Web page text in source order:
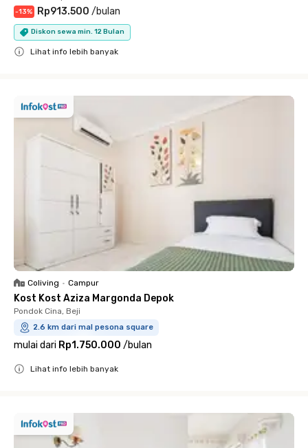
-13% Rp913.500 /bulan
Diskon sewa min. 12 Bulan
Lihat info lebih banyak
Coliving • Campur
Kost Kost Aziza Margonda Depok
Pondok Cina, Beji
2.6 km dari mal pesona square
mulai dari Rp1.750.000 /bulan
Lihat info lebih banyak